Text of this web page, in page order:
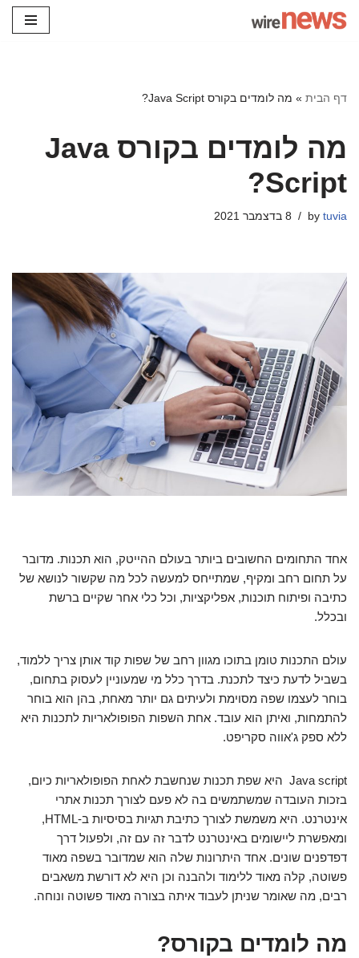
דף הבית » מה לומדים בקורס Java Script?
מה לומדים בקורס Java
Script?
by tuvia 8 בדצמבר 2021
אחד התחומים החשובים ביותר בעולם ההייטק, הוא תכנות. מדובר
על תחום רחב ומקיף, שמתייחס למעשה לכל מה שקשור לנושא של
כתיבה ופיתוח תוכנות, אפליקציות, וכל כלי אחר שקיים ברשת
ובכלל.
עולם התכנות טומן בתוכו מגוון רחב של שפות קוד אותן צריך ללמוד,
בשביל לדעת כיצד לתכנת. בדרך כלל מי שמעוניין לעסוק בתחום,
בוחר לעצמו שפה מסוימת ולעיתים גם יותר מאחת, בהן הוא בוחר
להתמחות, ואיתן הוא עובד. אחת השפות הפופולאריות לתכנות היא
ללא ספק ג'אווה סקריפט.
Java script היא שפת תכנות שנחשבת לאחת הפופולאריות כיום,
בזכות העובדה שמשתמשים בה לא פעם לצורך תכנות אתרי
אינטרנט. היא משמשת לצורך כתיבת תגיות בסיסיות ב-HTML,
ומאפשרת ליישומים באינטרנט לדבר זה עם זה, ולפעול דרך
דפדפנים שונים. אחד היתרונות שלה הוא שמדובר בשפה מאוד
פשוטה, קלה מאוד ללימוד ולהבנה וכן היא לא דורשת משאבים
רבים, מה שאומר שניתן לעבוד איתה בצורה מאוד פשוטה ונוחה.
מה לומדים בקורס?